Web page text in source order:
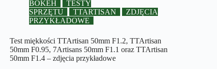
BOKEH
TESTY
SPRZĘTU
TTARTISAN
ZDJĘCIA
PRZYKŁADOWE
Test miękkości TTArtisan 50mm F1.2, TTArtisan
50mm F0.95, 7Artisans 50mm F1.1 oraz TTArtisan
50mm F1.4 – zdjęcia przykładowe